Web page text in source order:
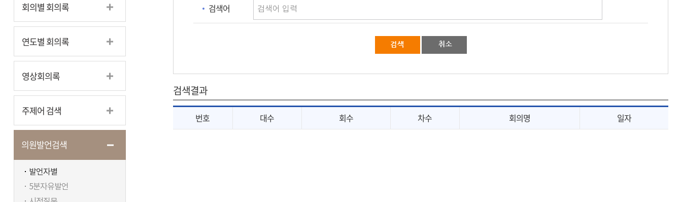
회의별 회의록
연도별 회의록
영상회의록
주제어 검색
의원발언검색
발언자별
5분자유발언
검색어
검색결과
번호 대수 회수 차수 회의명 일자